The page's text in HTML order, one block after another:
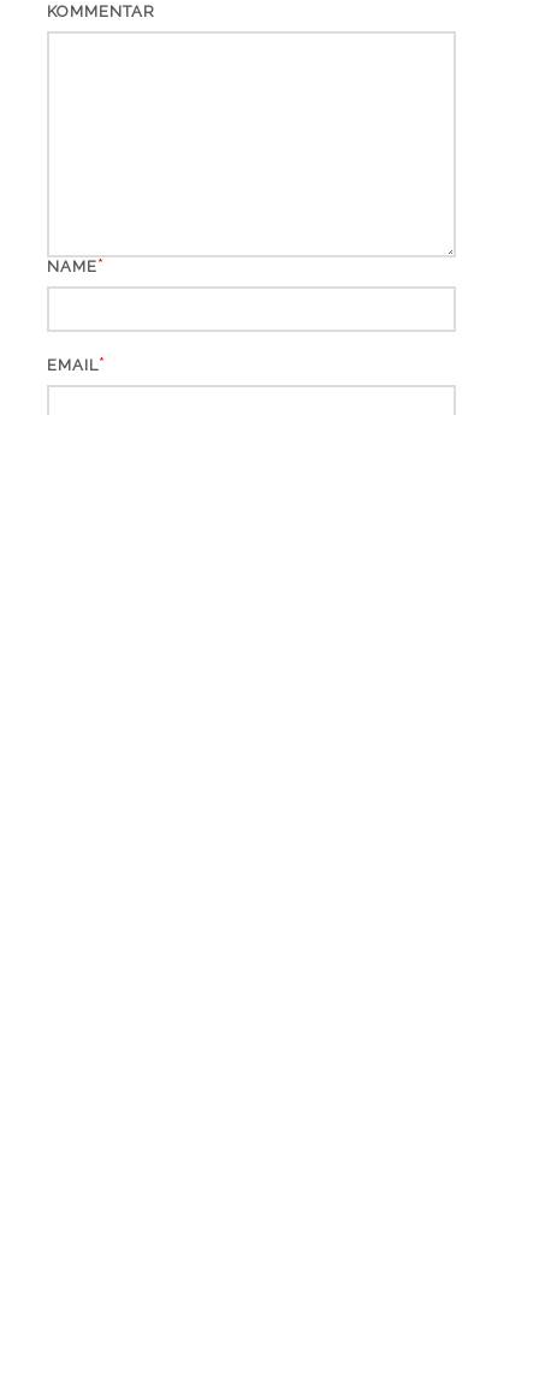
KOMMENTAR
NAME*
EMAIL*